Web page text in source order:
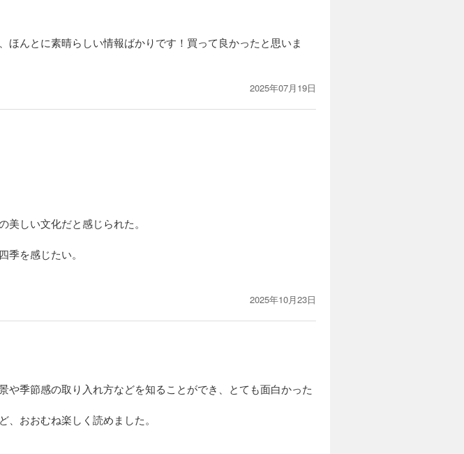
五郎兵衛飴、黄精飴、洲浜
んとに素晴らしい情報ばかりです！買って良かったと思いま
2025年07月19日
しい文化だと感じられた。
を感じたい。
2025年10月23日
季節感の取り入れ方などを知ることができ、とても面白かった
おおむね楽しく読めました。